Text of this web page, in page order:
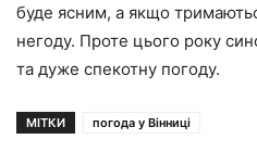
буде ясним, а якщо
негоду. Проте цього року
та дуже спекотну погоду.
МІТКИ погода у Вінниці